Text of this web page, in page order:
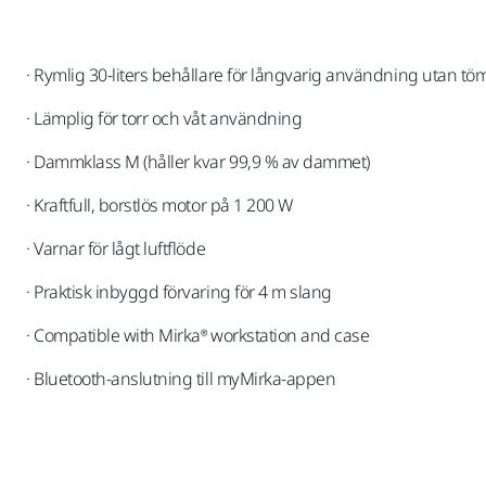
· Rymlig 30-liters behållare för långvarig användning utan
· Lämplig för torr och våt användning
· Dammklass M (håller kvar 99,9 % av dammet)
· Kraftfull, borstlös motor på 1 200 W
· Varnar för lågt luftflöde
· Praktisk inbyggd förvaring för 4 m slang
· Compatible with Mirka® workstation and case
· Bluetooth-anslutning till myMirka-appen